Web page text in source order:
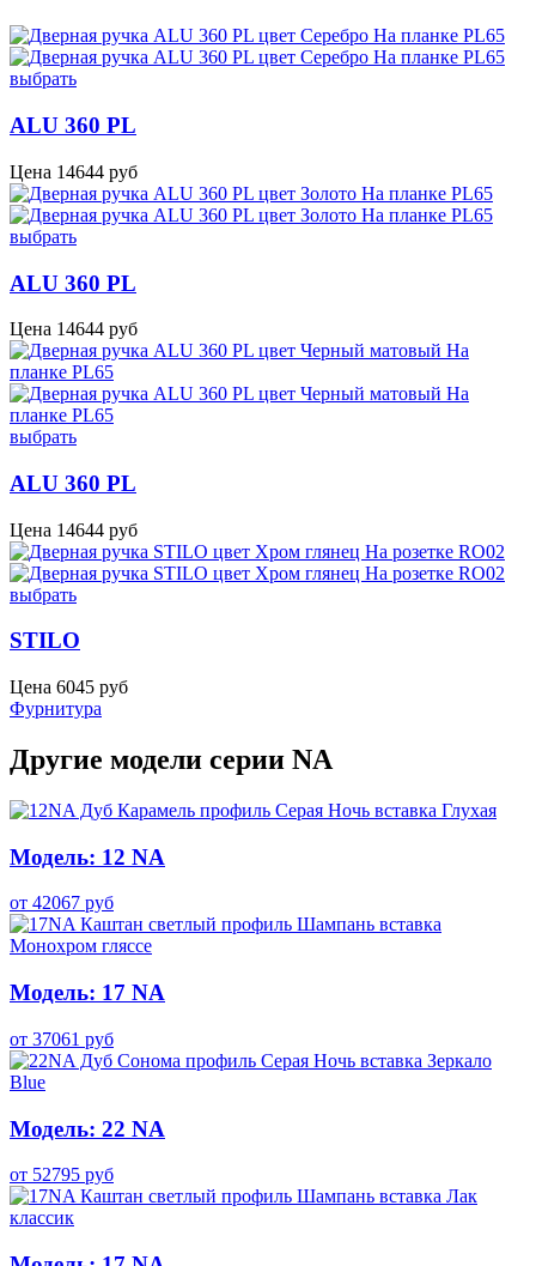
выбрать
ALU 360 PL
Цена 14644 руб
выбрать
ALU 360 PL
Цена 14644 руб
выбрать
ALU 360 PL
Цена 14644 руб
выбрать
STILO
Цена 6045 руб
Фурнитура
Другие модели серии NA
Модель: 12 NA
от 42067 руб
Модель: 17 NA
от 37061 руб
Модель: 22 NA
от 52795 руб